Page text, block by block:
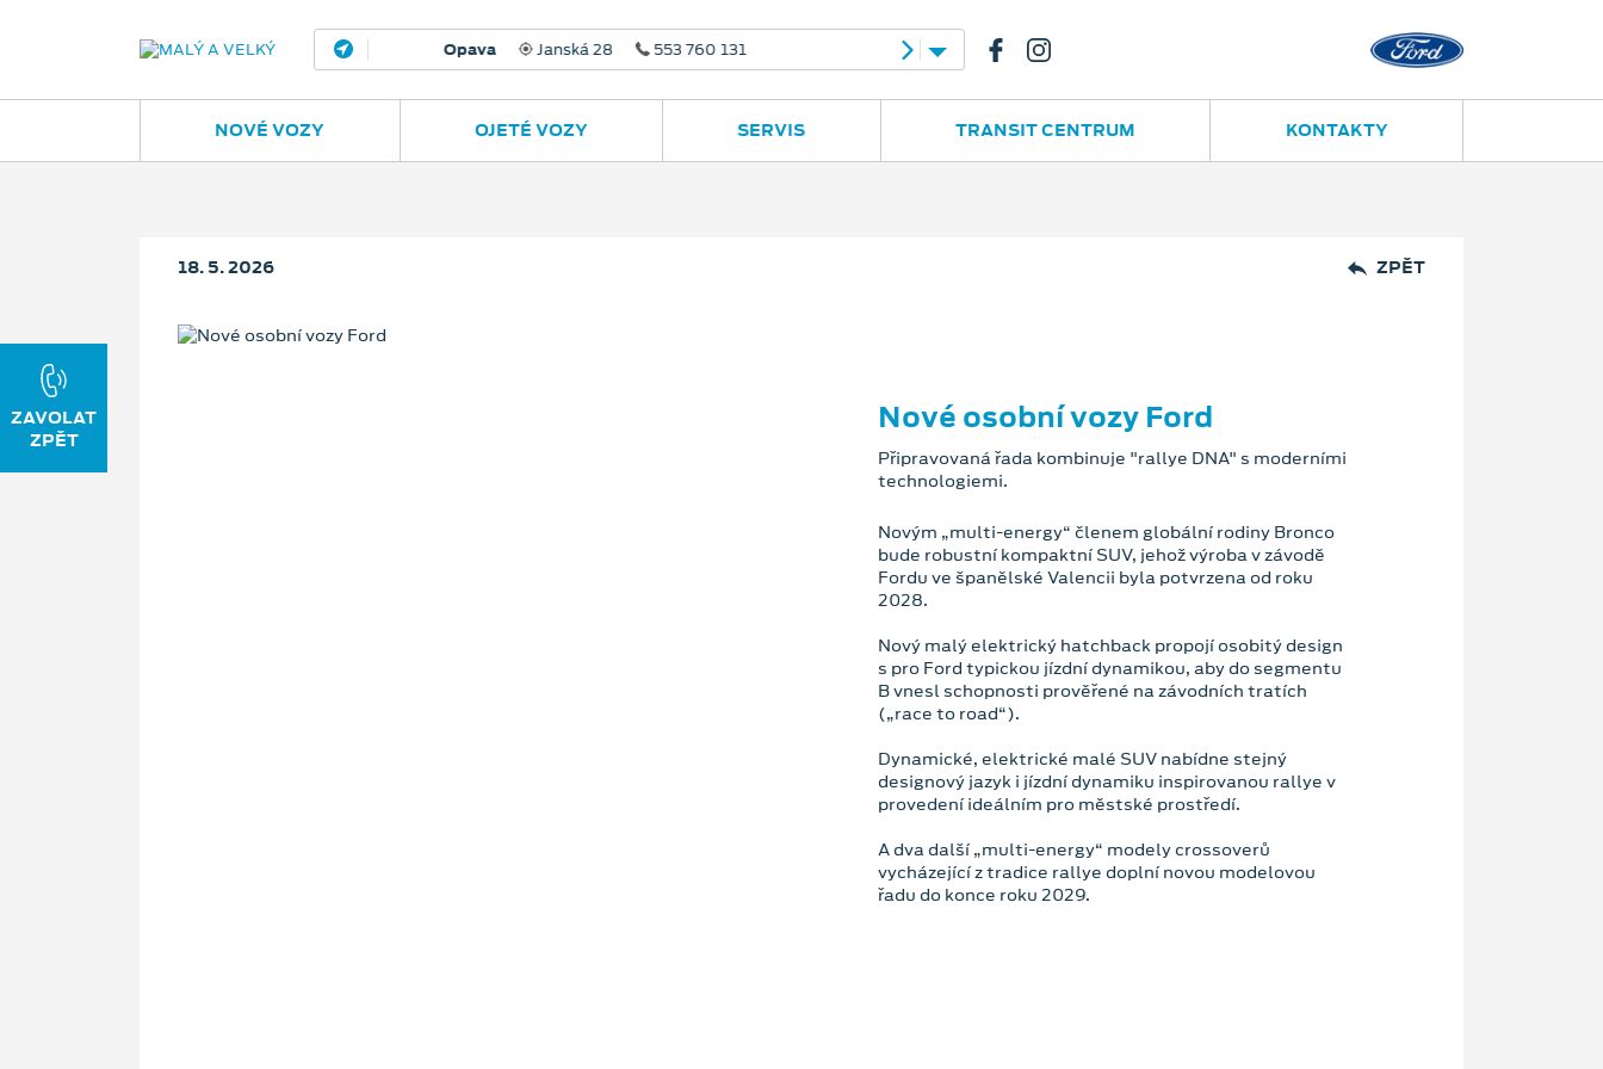
Janská 28 553 760 131 Ostrava - Vítkovice
NOVÉ VOZY OJETÉ VOZY SERVIS TRANSIT CENTRUM KONTAKTY
18. 5. 2026 ZPĚT
Nové osobní vozy Ford
Připravovaná řada kombinuje "rallye DNA" s moderními
technologiemi.
Novým „multi-energy“ členem globální rodiny Bronco
bude robustní kompaktní SUV, jehož výroba v závodě
Fordu ve španělské Valencii byla potvrzena od roku
2028.
Nový malý elektrický hatchback propojí osobitý design
s pro Ford typickou jízdní dynamikou, aby do segmentu
B vnesl schopnosti prověřené na závodních tratích
(„race to road“).
Dynamické, elektrické malé SUV nabídne stejný
designový jazyk i jízdní dynamiku inspirovanou rallye v
provedení ideálním pro městské prostředí.
A dva další „multi-energy“ modely crossoverů
vycházející z tradice rallye doplní novou modelovou
řadu do konce roku 2029.